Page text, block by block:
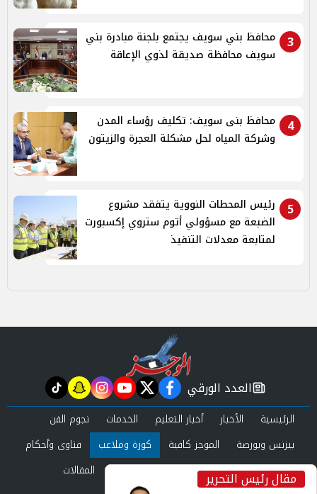
3
محافظ بني سويف يجتمع بلجنة مبادرة بني
سويف محافظة صديقة لذوي الإعاقة
4
محافظ بنى سويف: تكليف رؤساء المدن
وشركة المياه لحل مشكلة العجرة والزيتون
5
رئيس المحطات النووية يتفقد مشروع
الضبعة مع مسؤولي أتوم ستروي إكسبورت
لمتابعة معدلات التنفيذ
مقال رئيس التحرير
newspaper
العدد الورقي facebook
twitter
youtube
instagram
snapchat
tiktok
الرئيسية الأخبار أخبار التعليم الخدمات
نجوم الفن
بيزنس وبورصة
الموجز كافية كورة وملاعب
فتاوى وأحكام
صحة وجمال
عرب وعالم حوادث ومحاكم
المقالات